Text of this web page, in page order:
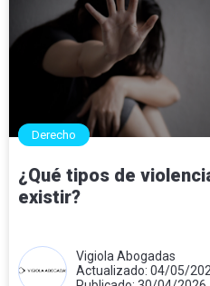
Derecho
¿Qué tipos de
existir?
Vigiola Abogadas
Actualizado: 04/05/